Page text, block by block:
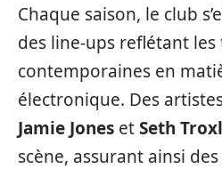
Chaque saison, le club
des line-ups reflétant les
contemporaines en
électronique. Des
Jamie Jones etSeth
scène, assurant ainsi